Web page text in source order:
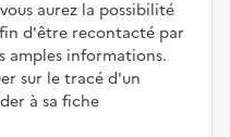
aurez la possibilité
d'être recontacté par
amples informations.
sur le tracé d'un
à sa fiche